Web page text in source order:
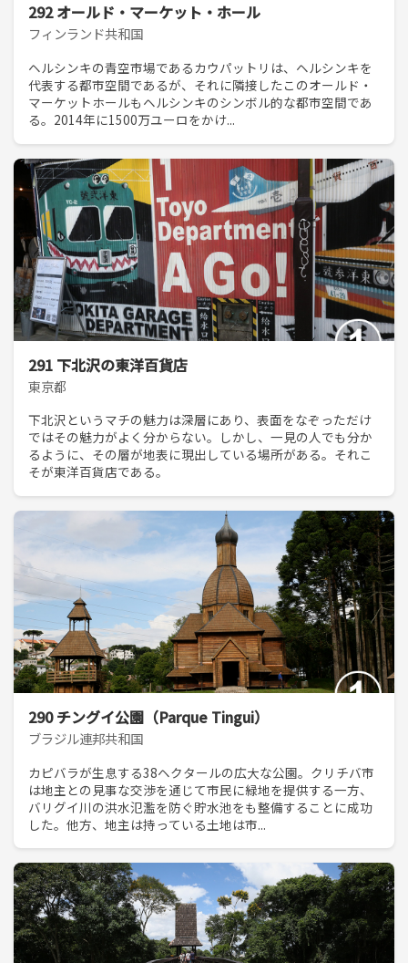
292 オールド・マーケット・ホール
フィンランド共和国
ヘルシンキの青空市場であるカウパットリは、ヘルシンキを
代表する都市空間であるが、それに隣接したこのオールド・
マーケットホールもヘルシンキのシンボル的な都市空間であ
る。2014年に1500万ユーロをかけ...
291 下北沢の東洋百貨店
東京都
下北沢というマチの魅力は深層にあり、表面をなぞっただけ
ではその魅力がよく分からない。しかし、一見の人でも分か
るように、その層が地表に現出している場所がある。それこ
そが東洋百貨店である。
290 チングイ公園（Parque Tingui）
ブラジル連邦共和国
カピバラが生息する38ヘクタールの広大な公園。クリチバ市
は地主との見事な交渉を通じて市民に緑地を提供する一方、
バリグイ川の洪水氾濫を防ぐ貯水池をも整備することに成功
した。他方、地主は持っている土地は市...